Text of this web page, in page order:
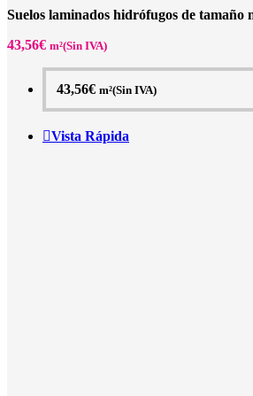
Suelos laminados hidrófugos de tamaño
43,56€ m²(Sin IVA)
43,56€ m²(Sin IVA)
Vista Rápida